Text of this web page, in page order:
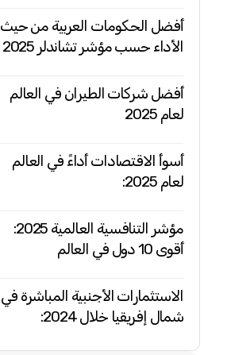
أفضل الحكومات العربية من حيث
الأداء حسب مؤشر تشاندلر 2025
أفضل شركات الطيران في العالم
لعام 2025
أسوأ الاقتصادات أداءً في العالم
لعام 2025:
مؤشر التنافسية العالمية 2025:
أقوى 10 دول في العالم
الاستثمارات الأجنبية المباشرة في
شمال إفريقيا خلال 2024: